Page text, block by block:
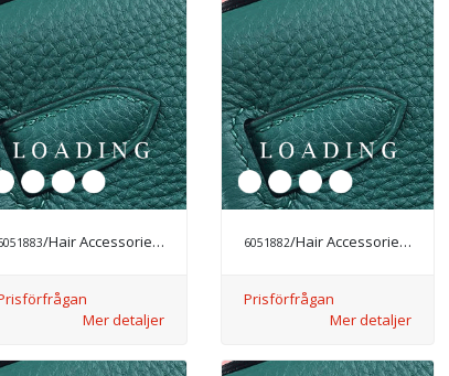
/Hair Accessories från CHANEL
Mer detaljer
6051882/Hair Accessories från CHANEL
Prisförfrågan
Mer detaljer